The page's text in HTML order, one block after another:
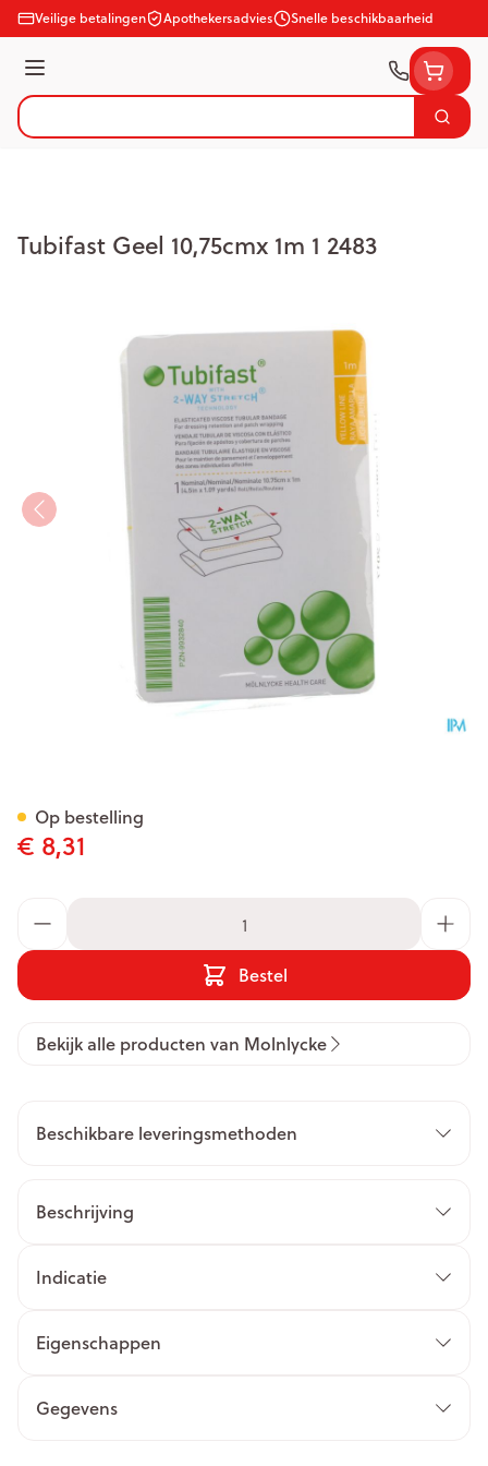
Ga naar de inhoud
Veilige betalingen Apothekersadvies Snelle beschikbaarheid
Menu
Product, merk, categorie...
Zoek
Tubifast Geel 10,75cmx 1m 1 2483
€ 8,31
Bestel
Op bestelling
Bekijk alle producten van Molnlycke
Beschikbare leveringsmethoden
Beschrijving
Indicatie
Eigenschappen
Gegevens